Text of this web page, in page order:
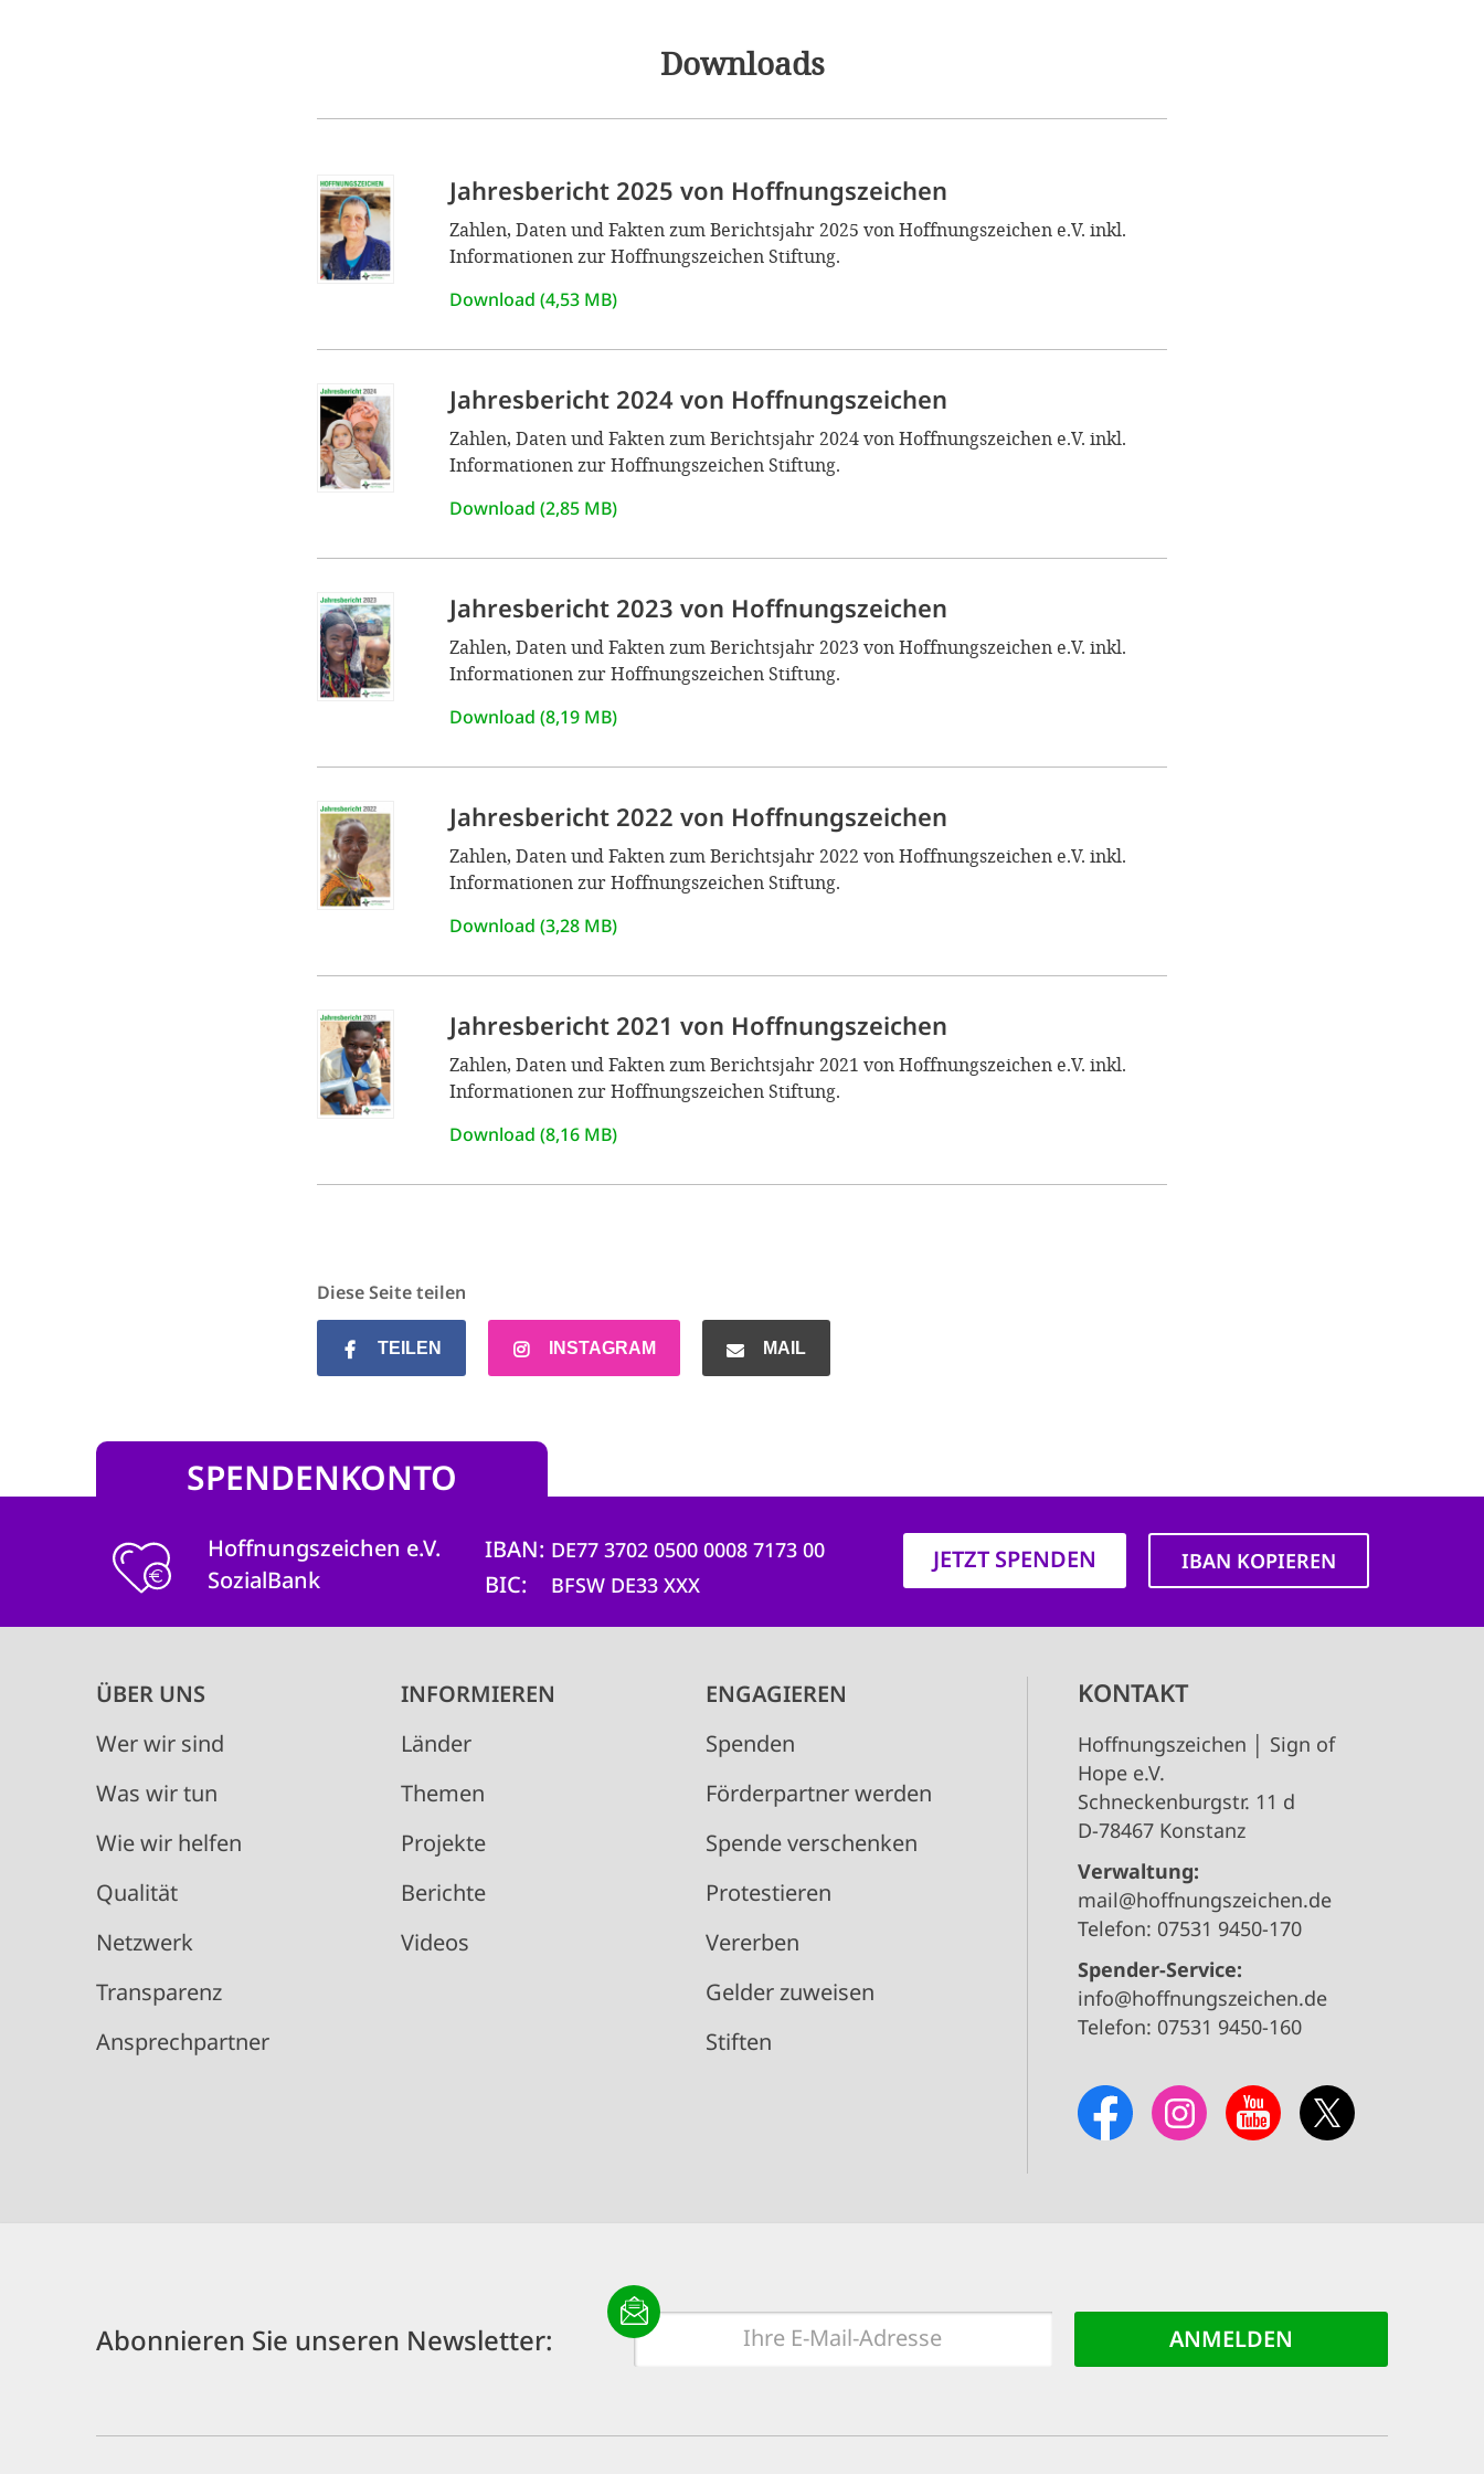
Downloads
Jahresbericht 2025 von Hoffnungszeichen
Zahlen, Daten und Fakten zum Berichtsjahr 2025 von Hoffnungszeichen e.V. inkl.
Informationen zur Hoffnungszeichen Stiftung.
Download (4,53 MB)
Jahresbericht 2024 von Hoffnungszeichen
Zahlen, Daten und Fakten zum Berichtsjahr 2024 von Hoffnungszeichen e.V. inkl.
Informationen zur Hoffnungszeichen Stiftung.
Download (2,85 MB)
Jahresbericht 2023 von Hoffnungszeichen
Zahlen, Daten und Fakten zum Berichtsjahr 2023 von Hoffnungszeichen e.V. inkl.
Informationen zur Hoffnungszeichen Stiftung.
Download (8,19 MB)
Jahresbericht 2022 von Hoffnungszeichen
Zahlen, Daten und Fakten zum Berichtsjahr 2022 von Hoffnungszeichen e.V. inkl.
Informationen zur Hoffnungszeichen Stiftung.
Download (3,28 MB)
Jahresbericht 2021 von Hoffnungszeichen
Zahlen, Daten und Fakten zum Berichtsjahr 2021 von Hoffnungszeichen e.V. inkl.
Informationen zur Hoffnungszeichen Stiftung.
Download (8,16 MB)
Diese Seite teilen
TEILEN INSTAGRAM MAIL
SPENDENKONTO
Hoffnungszeichen e.V.
SozialBank
IBAN DE77 3702 0500 0008 7173 00
BIC BFSW DE33 XXX
JETZT SPENDEN IBAN KOPIEREN
Main
navigation
ÜBER UNS
Wer wir sind
Was wir tun
Wie wir helfen
Qualität
Netzwerk
Transparenz
Ansprechpartner
INFORMIEREN
Länder
Themen
Projekte
Berichte
Videos
ENGAGIEREN
Spenden
Förderpartner werden
Spende verschenken
Protestieren
Vererben
Gelder zuweisen
Stiften
KONTAKT
Hoffnungszeichen │ Sign of
Hope e.V.
Schneckenburgstr. 11 d
D-78467 Konstanz
Verwaltung:
mail@hoffnungszeichen.de
Telefon: 07531 9450-170
Spender-Service:
info@hoffnungszeichen.de
Telefon: 07531 9450-160
Abonnieren Sie unseren Newsletter:
E-
Mail